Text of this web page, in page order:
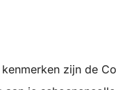
zijn de